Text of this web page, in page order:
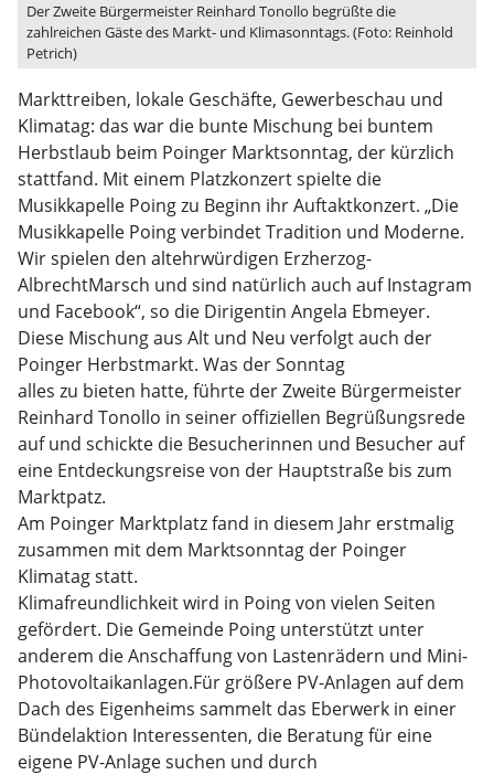
Der Zweite Bürgermeister Reinhard Tonollo begrüßte die
zahlreichen Gäste des Markt- und Klimasonntags. (Foto: Reinhold
Petrich)
Markttreiben, lokale Geschäfte, Gewerbeschau und
Klimatag: das war die bunte Mischung bei buntem
Herbstlaub beim Poinger Marktsonntag, der kürzlich
stattfand. Mit einem Platzkonzert spielte die
Musikkapelle Poing zu Beginn ihr Auftaktkonzert. „Die
Musikkapelle Poing verbindet Tradition und Moderne.
Wir spielen den altehrwürdigen Erzherzog-
AlbrechtMarsch und sind natürlich auch auf Instagram
und Facebook“, so die Dirigentin Angela Ebmeyer.
Diese Mischung aus Alt und Neu verfolgt auch der
Poinger Herbstmarkt. Was der Sonntag
alles zu bieten hatte, führte der Zweite Bürgermeister
Reinhard Tonollo in seiner offiziellen Begrüßungsrede
auf und schickte die Besucherinnen und Besucher auf
eine Entdeckungsreise von der Hauptstraße bis zum
Marktpatz.
Am Poinger Marktplatz fand in diesem Jahr erstmalig
zusammen mit dem Marktsonntag der Poinger
Klimatag statt.
Klimafreundlichkeit wird in Poing von vielen Seiten
gefördert. Die Gemeinde Poing unterstützt unter
anderem die Anschaffung von Lastenrädern und Mini-
Photovoltaikanlagen.Für größere PV-Anlagen auf dem
Dach des Eigenheims sammelt das Eberwerk in einer
Bündelaktion Interessenten, die Beratung für eine
eigene PV-Anlage suchen und durch